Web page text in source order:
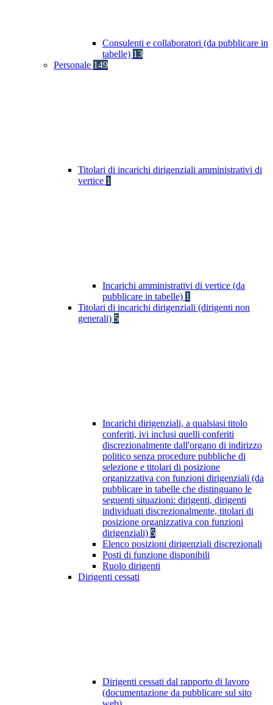
Consulenti e collaboratori (da pubblicare in
tabelle) 13
Personale 149
Titolari di incarichi dirigenziali amministrativi di
vertice 1
Incarichi amministrativi di vertice (da
pubblicare in tabelle) 1
Titolari di incarichi dirigenziali (dirigenti non
generali) 5
Incarichi dirigenziali, a qualsiasi titolo
conferiti, ivi inclusi quelli conferiti
discrezionalmente dall'organo di indirizzo
politico senza procedure pubbliche di
selezione e titolari di posizione
organizzativa con funzioni dirigenziali (da
pubblicare in tabelle che distinguano le
seguenti situazioni: dirigenti, dirigenti
individuati discrezionalmente, titolari di
posizione organizzativa con funzioni
dirigenziali) 5
Elenco posizioni dirigenziali discrezionali
Posti di funzione disponibili
Ruolo dirigenti
Dirigenti cessati
Dirigenti cessati dal rapporto di lavoro
(documentazione da pubblicare sul sito